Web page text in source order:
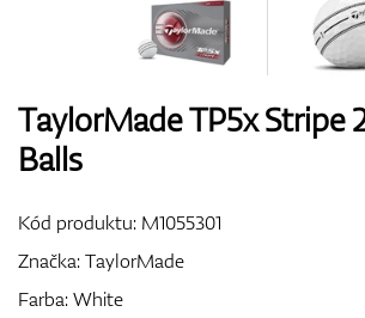
TaylorMade TP5x Stripe
Balls
Kód produktu: M1055301
Značka:TaylorMade
Farba: White